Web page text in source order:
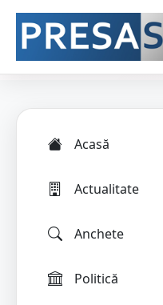
Acasă
Actualitate
Anchete
Politică